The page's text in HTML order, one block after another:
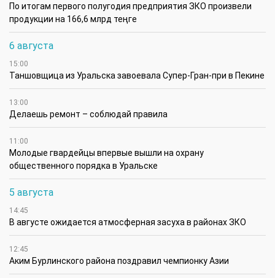
По итогам первого полугодия предприятия ЗКО произвели
продукции на 166,6 млрд теңге
6 августа
15:00
Таншовщица из Уральска завоевала Супер-Гран-при в Пекине
13:00
Делаешь ремонт – соблюдай правила
11:00
Молодые гвардейцы впервые вышли на охрану
общественного порядка в Уральске
5 августа
14:45
В августе ожидается атмосферная засуха в районах ЗКО
12:45
Аким Бурлинского района поздравил чемпионку Азии